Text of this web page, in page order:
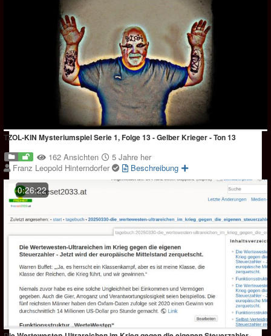
TZOL-KIN Mysteriumspiel Serie 1, Folge 13 - Gelber Krieger - Ton 13
162 Ansichten
5 Jahre her
Franz Leopold Hinterndorfer
Beschreibung
0:26:22